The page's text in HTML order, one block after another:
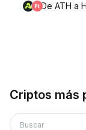
De ATH a
Criptos más
Buscar